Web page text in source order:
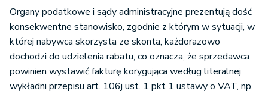
Organy podatkowe i sądy administracyjne prezentują dość
konsekwentne stanowisko, zgodnie z którym w sytuacji, w
której nabywca skorzysta ze skonta, każdorazowo
dochodzi do udzielenia rabatu, co oznacza, że sprzedawca
powinien wystawić fakturę korygująca według literalnej
wykładni przepisu art. 106j ust. 1 pkt 1 ustawy o VAT, np.